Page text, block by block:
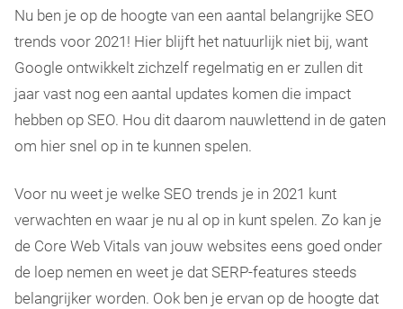
Nu ben je op de hoogte van een aantal belangrijke SEO
trends voor 2021! Hier blijft het natuurlijk niet bij, want
Google ontwikkelt zichzelf regelmatig en er zullen dit
jaar vast nog een aantal updates komen die impact
hebben op SEO. Hou dit daarom nauwlettend in de gaten
om hier snel op in te kunnen spelen.
Voor nu weet je welke SEO trends je in 2021 kunt
verwachten en waar je nu al op in kunt spelen. Zo kan je
de Core Web Vitals van jouw websites eens goed onder
de loep nemen en weet je dat SERP-features steeds
belangrijker worden. Ook ben je ervan op de hoogte dat